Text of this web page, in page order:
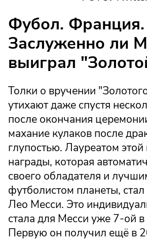
Фубол. Франция.
Заслуженно ли
выиграл
Толки о вручении
утихают даже спустя
после окончания
махание кулаков после
глупостью. Лауреатом
награды, которая
своего обладателя и
футболистом планеты, стал
Лео Месси. Это
стала для Месси уже 7-ой в
Первую он получил ещё в